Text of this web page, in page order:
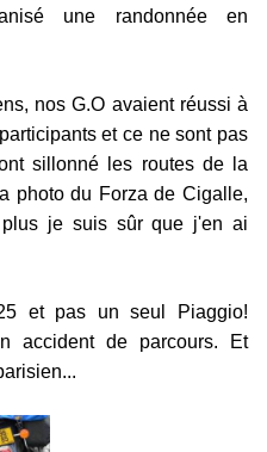
une randonnée en
nos G.O avaient réussi à
et ce ne sont pas
sillonné les routes de la
photo du Forza de Cigalle,
je suis sûr que j'en ai
et pas un seul Piaggio!
accident de parcours. Et